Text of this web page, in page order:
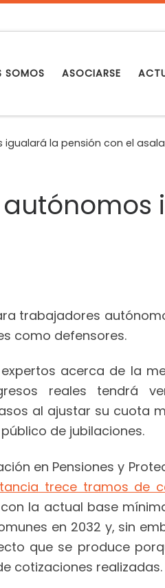
SOMOS ASOCIARSE
la pensión con el
trabajadores
como defensores.
acerca de la
reales tendrá
al ajustar su cuota
de jubilaciones.
en Pensiones y
trece tramos de
la actual base
en 2032 y, sin
que se produce
cotizaciones realizadas.